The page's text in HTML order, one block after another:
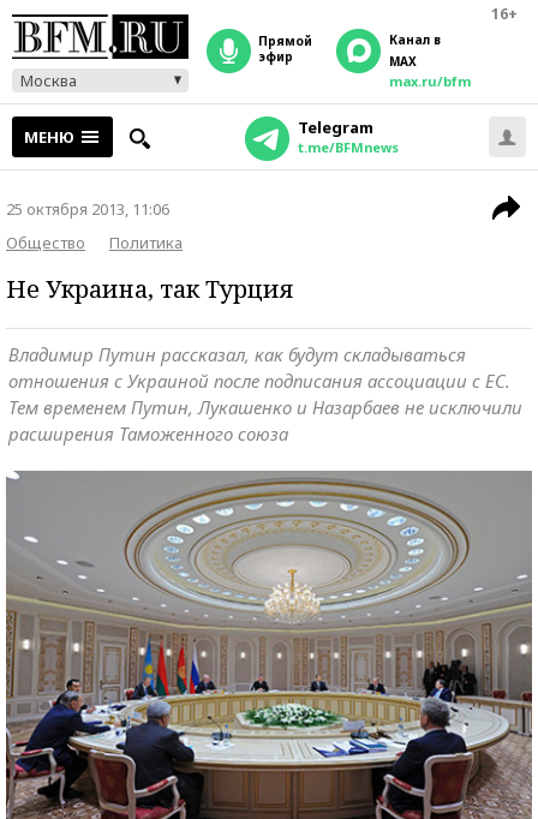
16+
Москва
прямой
эфир
Канал в
MAX
max.ru/bfm
МЕНЮ Telegram
t.me/BFMnews
25 октября 2013, 11:06
Общество
Политика
Не Украина, так Турция
Владимир Путин рассказал, как будут складываться
отношения с Украиной после подписания ассоциации с ЕС.
Тем временем Путин, Лукашенко и Назарбаев не исключили
расширения Таможенного союза